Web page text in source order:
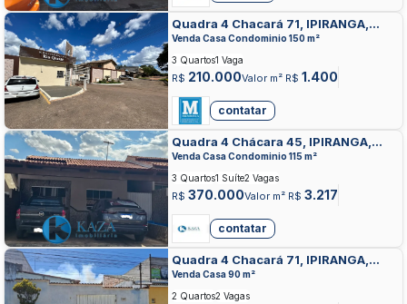
Quadra 4 Chacará 71, IPIRANGA,
VALPARAISO DE GOIAS
Venda Casa Condominio 150 m²
R$ 210.000Valor m² R$ 1.400
3 Quartos1 Vaga
contatar
Quadra 4 Chácara 45, IPIRANGA,
VALPARAISO DE GOIAS
Venda Casa Condominio 115 m²
R$ 370.000Valor m² R$ 3.217
3 Quartos1 Suíte2 Vagas
contatar
Quadra 4 Chacará 71, IPIRANGA,
VALPARAISO DE GOIAS
Venda Casa 90 m²
2 Quartos2 Vagas